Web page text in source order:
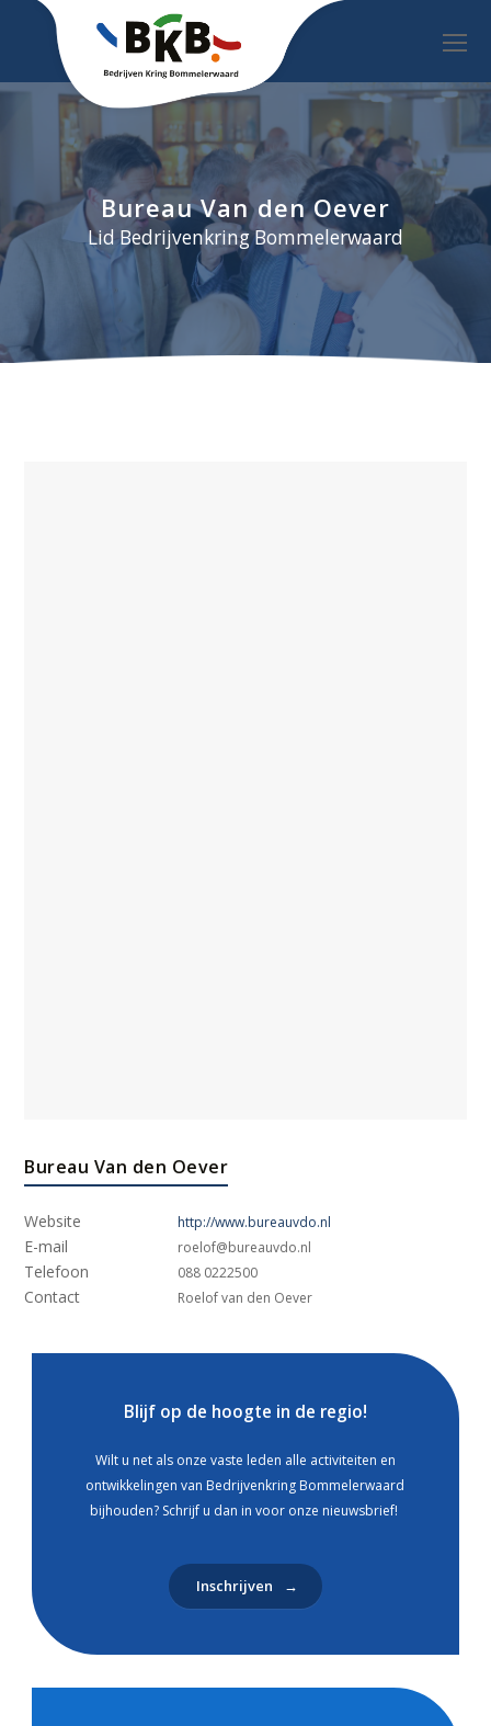
Bureau Van den Oever
Lid Bedrijvenkring Bommelerwaard
Bureau Van den Oever
Website http://www.bureauvdo.nl
E-mail roelof@bureauvdo.nl
Telefoon 088 0222500
Contact Roelof van den Oever
Blijf op de hoogte in de regio!
Wilt u net als onze vaste leden alle activiteiten en
ontwikkelingen van Bedrijvenkring Bommelerwaard
bijhouden? Schrijf u dan in voor onze nieuwsbrief!
Inschrijven